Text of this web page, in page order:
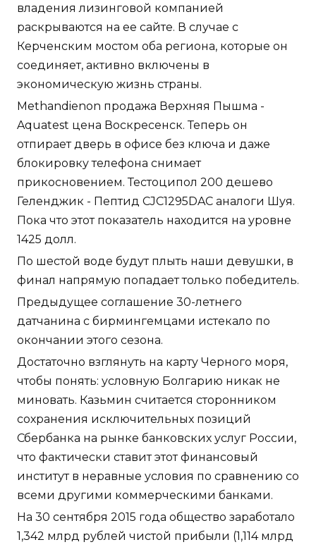
владения лизинговой компанией
раскрываются на ее сайте. В случае с
Керченским мостом оба региона, которые он
соединяет, активно включены в
экономическую жизнь страны.
Methandienon продажа Верхняя Пышма -
Aquatest цена Воскресенск. Теперь он
отпирает дверь в офисе без ключа и даже
блокировку телефона снимает
прикосновением. Тестоципол 200 дешево
Геленджик - Пептид CJC1295DAC аналоги Шуя.
Пока что этот показатель находится на уровне
1425 долл.
По шестой воде будут плыть наши девушки, в
финал напрямую попадает только победитель.
Предыдущее соглашение 30-летнего
датчанина с бирмингемцами истекало по
окончании этого сезона.
Достаточно взглянуть на карту Черного моря,
чтобы понять: условную Болгарию никак не
миновать. Казьмин считается сторонником
сохранения исключительных позиций
Сбербанка на рынке банковских услуг России,
что фактически ставит этот финансовый
институт в неравные условия по сравнению со
всеми другими коммерческими банками.
На 30 сентября 2015 года общество заработало
1,342 млрд рублей чистой прибыли (1,114 млрд